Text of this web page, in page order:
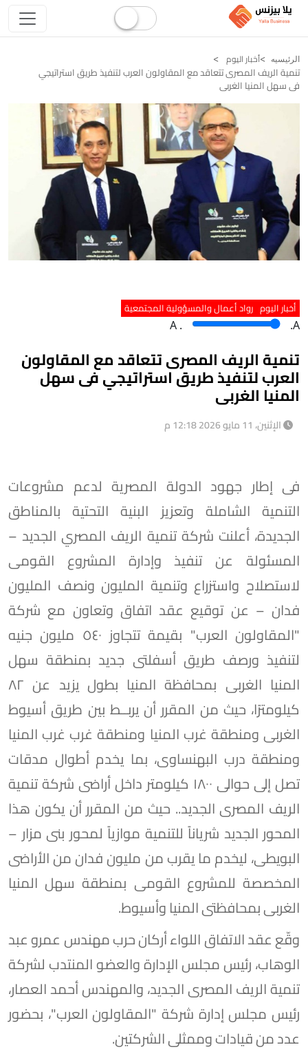
الرئيسيه أخبار اليوم
تنمية الريف المصرى تتعاقد مع المقاولون العرب لتنفيذ طريق استراتيجي
فى سهل المنيا الغربى
أخبار اليوم رواد أعمال والمسؤولية المجتمعية
A . .A
تنمية الريف المصرى تتعاقد مع المقاولون
العرب لتنفيذ طريق استراتيجي فى سهل
المنيا الغربى
الإثنين، 11 مايو 2026 12:18 م
فى إطار جهود الدولة المصرية لدعم مشروعات
التنمية الشاملة وتعزيز البنية التحتية بالمناطق
الجديدة، أعلنت شركة تنمية الريف المصري الجديد –
المسئولة عن تنفيذ وإدارة المشروع القومى
لاستصلاح واستزراع وتنمية المليون ونصف المليون
فدان – عن توقيع عقد اتفاق وتعاون مع شركة
"المقاولون العرب" بقيمة تتجاوز ٥٤٠ مليون جنيه
لتنفيذ ورصف طريق أسفلتى جديد بمنطقة سهل
المنيا الغربى بمحافظة المنيا بطول يزيد عن ٨٢
كيلومترًا، حيث من المقرر أن يربــط بين طريق أسيوط
الغربى ومنطقة غرب المنيا ومنطقة غرب غرب المنيا
ومنطقة درب البهنساوى، بما يخدم أطوال مدقات
تصل إلى حوالى ١٨٠٠ كيلومتر داخل أراضى شركة تنمية
الريف المصرى الجديد.. حيث من المقرر أن يكون هذا
المحور الجديد شرياناً للتنمية موازياً لمحور بنى مزار –
البويطى، ليخدم ما يقرب من مليون فدان من الأراضى
المخصصة للمشروع القومى بمنطقة سهل المنيا
الغربى بمحافظتى المنيا وأسيوط.
وقّع عقد الاتفاق اللواء أركان حرب مهندس عمرو عبد
الوهاب، رئيس مجلس الإدارة والعضو المنتدب لشركة
تنمية الريف المصرى الجديد، والمهندس أحمد العصار،
رئيس مجلس إدارة شركة "المقاولون العرب"، بحضور
عدد من قيادات وممثلى الشركتين.